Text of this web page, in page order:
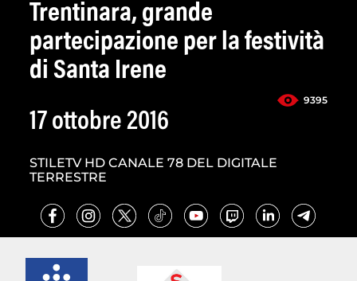
Trentinara, grande
partecipazione per la festività
di Santa Irene
9395
17 ottobre 2016
STILETV HD CANALE 78 DEL DIGITALE
TERRESTRE